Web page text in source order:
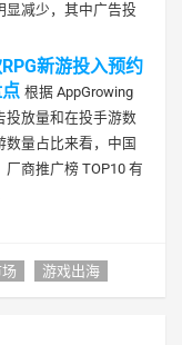
显减少，其中广告投
新游投入预约
根据 AppGrowing
投放量和在投手游数
数量占比来看，中国
商推广榜 TOP10 有
游戏出海